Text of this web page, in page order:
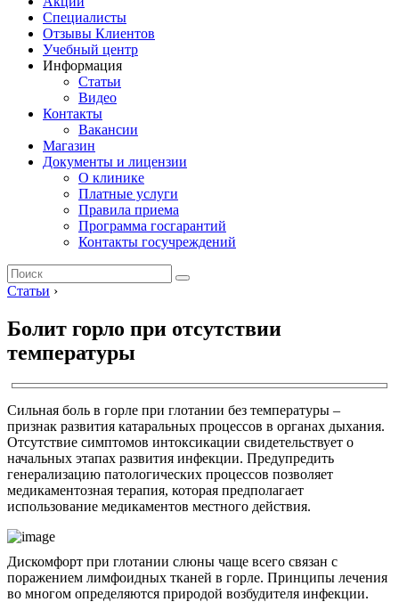
Специалисты
Отзывы Клиентов
Учебный центр
Информация
Статьи
Видео
Контакты
Вакансии
Магазин
Документы и лицензии
О клинике
Платные услуги
Правила приема
Программа госгарантий
Контакты госучреждений
Статьи ›
Болит горло при отсутствии
температуры
Сильная боль в горле при глотании без температуры –
признак развития катаральных процессов в органах дыхания.
Отсутствие симптомов интоксикации свидетельствует о
начальных этапах развития инфекции. Предупредить
генерализацию патологических процессов позволяет
медикаментозная терапия, которая предполагает
использование медикаментов местного действия.
Дискомфорт при глотании слюны чаще всего связан с
поражением лимфоидных тканей в горле. Принципы лечения
во многом определяются природой возбудителя инфекции.